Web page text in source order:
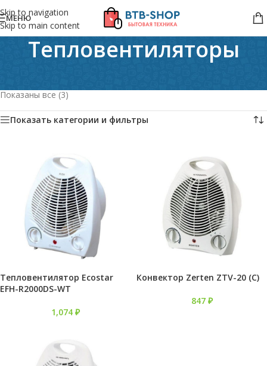
Skip to navigation
Skip to main content
МЕНЮ
Тепловентиляторы
Показаны все (3)
Показать категории и фильтры
Тепловентилятор Ecostar
EFH-R2000DS-WT
1,074 ₽
Конвектор Zerten ZTV-20 (С)
847 ₽